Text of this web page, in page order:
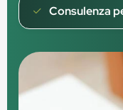
Consulenza